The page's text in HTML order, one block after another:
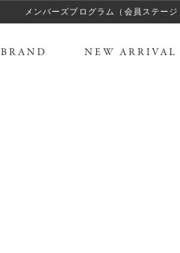
メンバーズプログラム（会員ステー
BRAND NEW ARRIVAL